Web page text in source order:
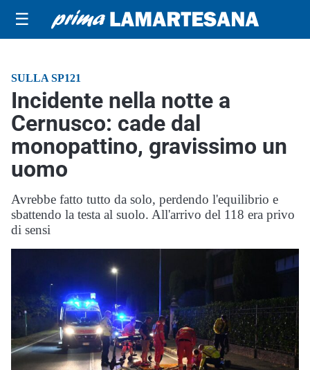
☰
SULLA SP121
Incidente nella notte a
Cernusco: cade dal
monopattino, gravissimo un
uomo
Avrebbe fatto tutto da solo, perdendo l'equilibrio e
sbattendo la testa al suolo. All'arrivo del 118 era privo
di sensi